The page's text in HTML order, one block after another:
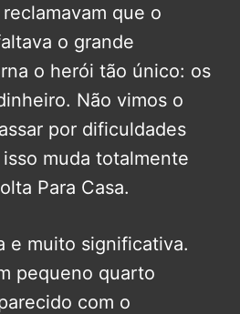
que o
o grande
o herói tão único: os
Não vimos o
por dificuldades
muda totalmente
Para Casa.
e muito significativa.
pequeno quarto
com o